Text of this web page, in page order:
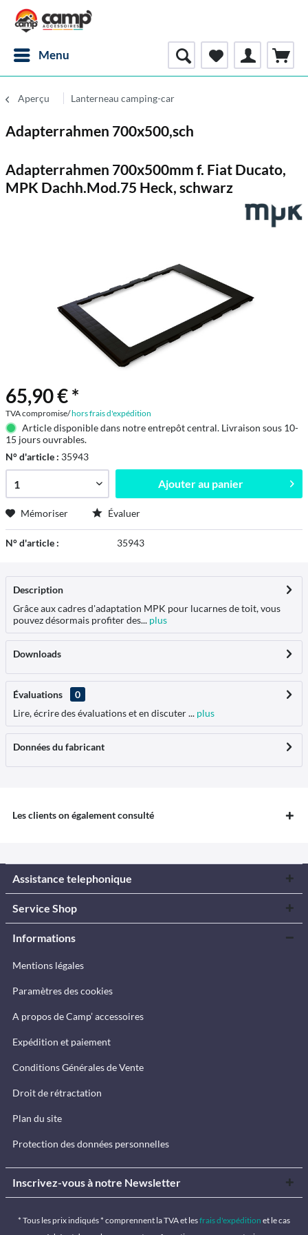
Menu
Aperçu Lanterneau camping-car
Adapterrahmen 700x500,sch
Adapterrahmen 700x500mm f. Fiat Ducato,
MPK Dachh.Mod.75 Heck, schwarz
65,90 € *
TVA compromise/hors frais d'expédition
Article disponible dans notre entrepôt central. Livraison sous 10-
15 jours ouvrables.
N° d'article : 35943
Ajouter au panier
Mémoriser Évaluer
N° d'article : 35943
Description
Grâce aux cadres d'adaptation MPK pour lucarnes de toit, vous
pouvez désormais profiter des... plus
Downloads
Évaluations
0
Lire, écrire des évaluations et en discuter ... plus
Données du fabricant
Les clients on également consulté
Assistance telephonique
Service Shop
Informations
Mentions légales
Paramètres des cookies
A propos de Camp’ accessoires
Expédition et paiement
Conditions Générales de Vente
Droit de rétractation
Plan du site
Protection des données personnelles
Inscrivez-vous à notre Newsletter
* Tous les prix indiqués * comprennent la TVA et lesfrais d'expédition et le cas